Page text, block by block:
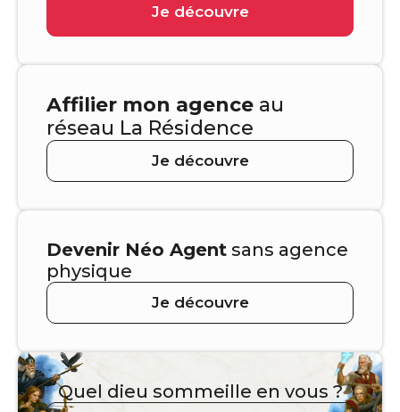
Je découvre
Affilier mon agence au
réseau La Résidence
Je découvre
Devenir Néo Agent sans agence
physique
Je découvre
Quel dieu sommeille en vous ?